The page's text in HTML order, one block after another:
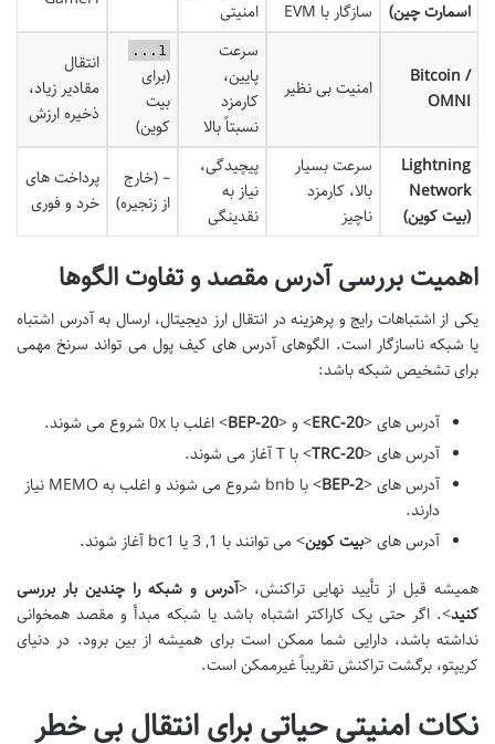
اسمارت چین)
سازگار با EVM
امنیتی
Bitcoin /
OMNI
امنیت بی نظیر
سرعت
پایین،
کارمزد
نسبتاً بالا
1...
(برای
بیت
کوین)
انتقال
مقادیر زیاد،
ذخیره ارزش
Lightning
Network
(بیت کوین)
سرعت بسیار
بالا، کارمزد
ناچیز
پیچیدگی،
نیاز به
نقدینگی
– (خارج
از زنجیره)
پرداخت های
خرد و فوری
اهمیت بررسی آدرس مقصد و تفاوت الگوها
یکی از اشتباهات رایج و پرهزینه در انتقال ارز دیجیتال، ارسال به آدرس اشتباه
یا شبکه ناسازگار است. الگوهای آدرس های کیف پول می تواند سرنخ مهمی
برای تشخیص شبکه باشد:
آدرس های <ERC-20> و <BEP-20> اغلب با 0x شروع می شوند.
آدرس های <TRC-20> با T آغاز می شوند.
آدرس های <BEP-2
> با bnb شروع می شوند و اغلب به MEMO نیاز
دارند.
آدرس های <بیت کوین> می توانند با 1, 3 یا bc1 آغاز شوند.
همیشه قبل از تأیید نهایی تراکنش، <آدرس و شبکه را چندین بار بررسی
کنید>. اگر حتی یک کاراکتر اشتباه باشد یا شبکه مبدأ و مقصد همخوانی
نداشته باشد، دارایی شما ممکن است برای همیشه از بین برود. در دنیای
کریپتو، برگشت تراکنش تقریباً غیرممکن است.
نکات امنیتی حیاتی برای انتقال بی خطر